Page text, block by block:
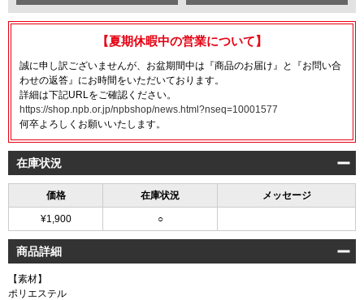
【夏期休暇中の営業について】
誠に申し訳ございませんが、お盆期間中は『商品のお届け』と『お問い合
わせの返答』にお時間をいただいております。
詳細は下記URLをご確認ください。
https://shop.npb.or.jp/npbshop/news.html?nseq=10001577
何卒よろしくお願いいたします。
在庫状況
価格 在庫状況 メッセージ
¥1,900 ○
商品詳細
【素材】
ポリエステル